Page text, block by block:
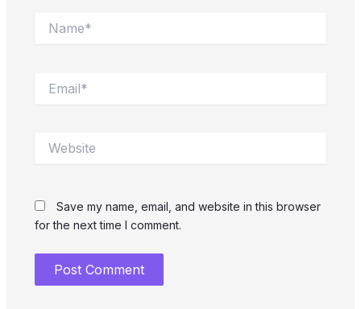
Save my name, email, and website in this browser
for the next time I comment.